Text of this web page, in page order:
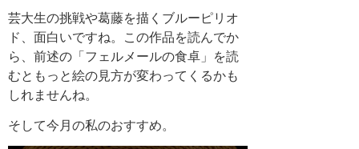
芸大生の挑戦や葛藤を描くブルーピリオ
ド、面白いですね。この作品を読んでか
ら、前述の「フェルメールの食卓」を読
むともっと絵の見方が変わってくるかも
しれませんね。
そして今月の私のおすすめ。